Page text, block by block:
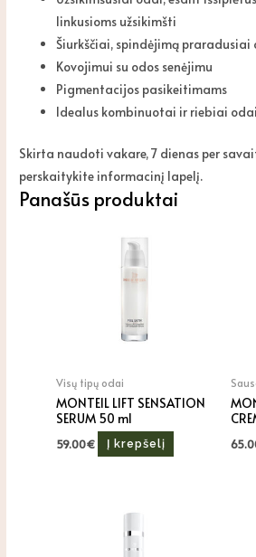
linkusioms užsikimšti
Šiurkščiai, spindėjimą praradusiai
Kovojimui su odos senėjimu
Pigmentacijos pasikeitimams
Idealus kombinuotai ir riebiai odai
Skirta naudoti vakare, 7 dienas per
perskaitykite informacinį lapelį.
Panašūs produktai
Visų tipų odai
MONTEIL LIFT SENSATION
SERUM 50 ml
59.00€ Į krepšelį